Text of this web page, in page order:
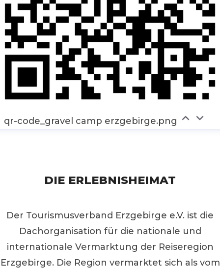
qr-code_gravel camp erzgebirge.png
DIE ERLEBNISHEIMAT
Der Tourismusverband Erzgebirge e.V. ist die
Dachorganisation für die nationale und
internationale Vermarktung der Reiseregion
Erzgebirge. Die Region vermarktet sich als vom